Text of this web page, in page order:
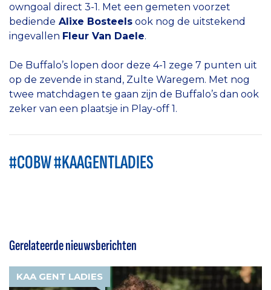
owngoal direct 3-1. Met een gemeten voorzet
bediende Alixe Bosteels ook nog de uitstekend
ingevallen Fleur Van Daele.
De Buffalo’s lopen door deze 4-1 zege 7 punten uit
op de zevende in stand, Zulte Waregem. Met nog
twee matchdagen te gaan zijn de Buffalo’s dan ook
zeker van een plaatsje in Play-off 1.
#COBW #KAAGENTLADIES
Gerelateerde nieuwsberichten
KAA GENT LADIES